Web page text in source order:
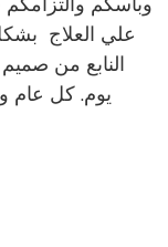
علي العلاج
النابع من
يوم. كل عام